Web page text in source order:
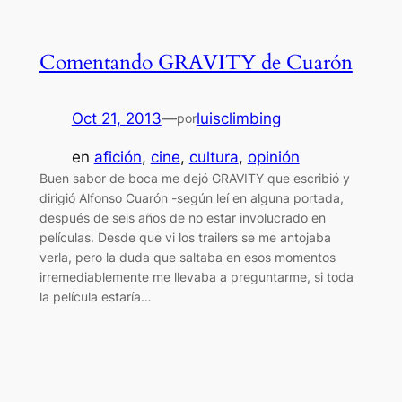
Comentando GRAVITY de Cuarón
Oct 21, 2013—porluisclimbing
en afición, cine, cultura, opinión
Buen sabor de boca me dejó GRAVITY que escribió y
dirigió Alfonso Cuarón -según leí en alguna portada,
después de seis años de no estar involucrado en
películas. Desde que vi los trailers se me antojaba
verla, pero la duda que saltaba en esos momentos
irremediablemente me llevaba a preguntarme, si toda
la película estaría…